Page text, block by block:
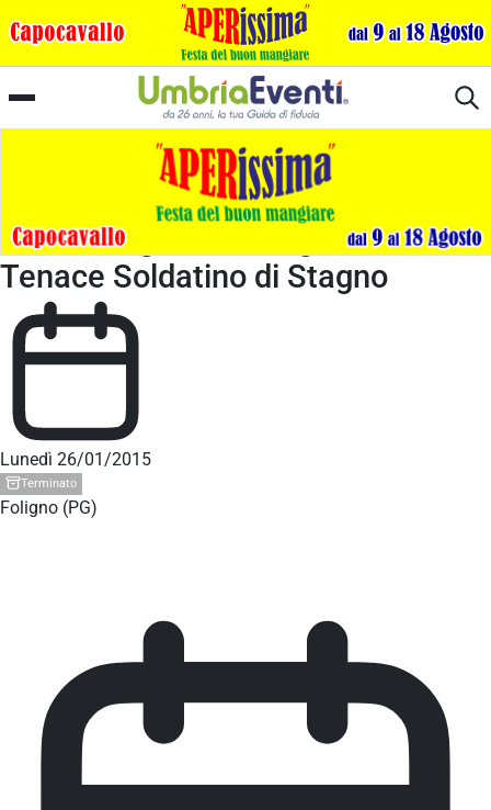
Teatro Ragazzi a Foligno - Il
Tenace Soldatino di Stagno
Lunedì 26/01/2015
Terminato
Foligno (PG)